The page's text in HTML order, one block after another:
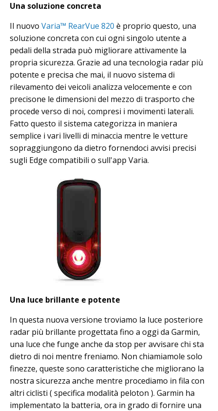
Una soluzione concreta
Il nuovo Varia™ RearVue 820 è proprio questo, una
soluzione concreta con cui ogni singolo utente a
pedali della strada può migliorare attivamente la
propria sicurezza. Grazie ad una tecnologia radar più
potente e precisa che mai, il nuovo sistema di
rilevamento dei veicoli analizza velocemente e con
precisone le dimensioni del mezzo di trasporto che
procede verso di noi, compresi i movimenti laterali.
Fatto questo il sistema categorizza in maniera
semplice i vari livelli di minaccia mentre le vetture
sopraggiungono da dietro fornendoci avvisi precisi
sugli Edge compatibili o sull'app Varia.
Una luce brillante e potente
In questa nuova versione troviamo la luce posteriore
radar più brillante progettata fino a oggi da Garmin,
una luce che funge anche da stop per avvisare chi sta
dietro di noi mentre freniamo. Non chiamiamole solo
finezze, queste sono caratteristiche che migliorano la
nostra sicurezza anche mentre procediamo in fila con
altri ciclisti ( specifica modalità peloton ). Garmin ha
implementato la batteria, ora in grado di fornire una